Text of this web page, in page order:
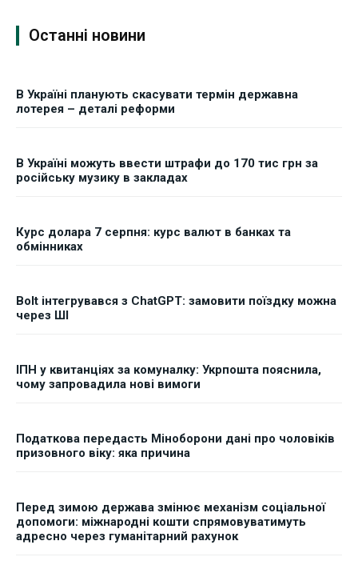
Останні новини
В Україні планують скасувати термін державна
лотерея – деталі реформи
В Україні можуть ввести штрафи до 170 тис грн за
російську музику в закладах
Курс долара 7 серпня: курс валют в банках та
обмінниках
Bolt інтегрувався з ChatGPT: замовити поїздку можна
через ШІ
ІПН у квитанціях за комуналку: Укрпошта пояснила,
чому запровадила нові вимоги
Податкова передасть Міноборони дані про чоловіків
призовного віку: яка причина
Перед зимою держава змінює механізм соціальної
допомоги: міжнародні кошти спрямовуватимуть
адресно через гуманітарний рахунок